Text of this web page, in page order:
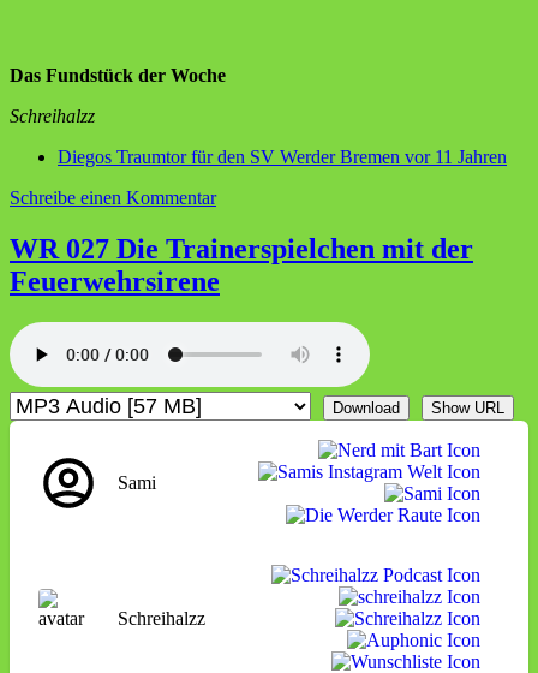
Das Fundstück der Woche
Schreihalzz
Diegos Traumtor für den SV Werder Bremen vor 11 Jahren
Schreibe einen Kommentarzu
028
Die
Abstinenz
Rekorden
WR 027 Die Trainerspielchen mit der
Feuerwehrsirene
Download Show URL
Sami
Schreihalzz